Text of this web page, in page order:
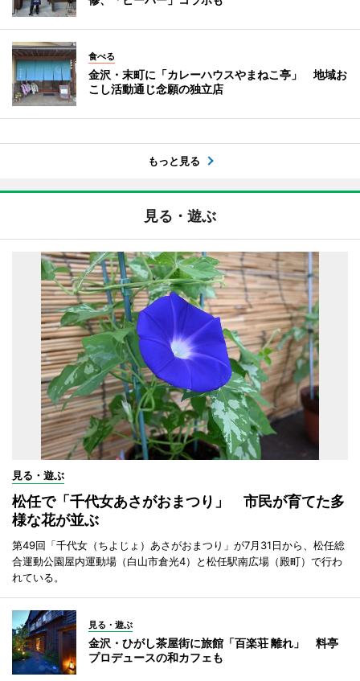
食べる
金沢・末町に「カレーハウスやまねこ亭」 地域お
こし活動通じ念願の独立店
もっと見る
見る・遊ぶ
見る・遊ぶ
松任で「千代女あさがおまつり」 市民が育てた多
様な花が並ぶ
第49回「千代女（ちよじょ）あさがおまつり」が7月31日から、松任総
合運動公園屋内運動場（白山市倉光4）と松任駅南広場（殿町）で行わ
れている。
見る・遊ぶ
金沢・ひがし茶屋街に旅館「百楽荘 離れ」 料亭
プロデュースの和カフェも